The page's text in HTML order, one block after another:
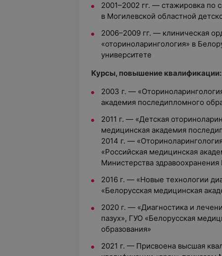
2001–2002 гг. — стажировка по
в Могилевской областной
2006–2009 гг. — клиническая
«оториноларингология» в
университете
Курсы, повышение квалификации:
2003 г. —
академия последипломного
2011 г. — «Детская
медицинская академия
2014 г. —
«Российская медицинская
Министерства
2016 г. — «Новые технологии
«Белорусская медицинская
2020 г. — «Диагностика и
пазух», ГУО «Белорусская
образования»
2021 г. — Присвоена высшая